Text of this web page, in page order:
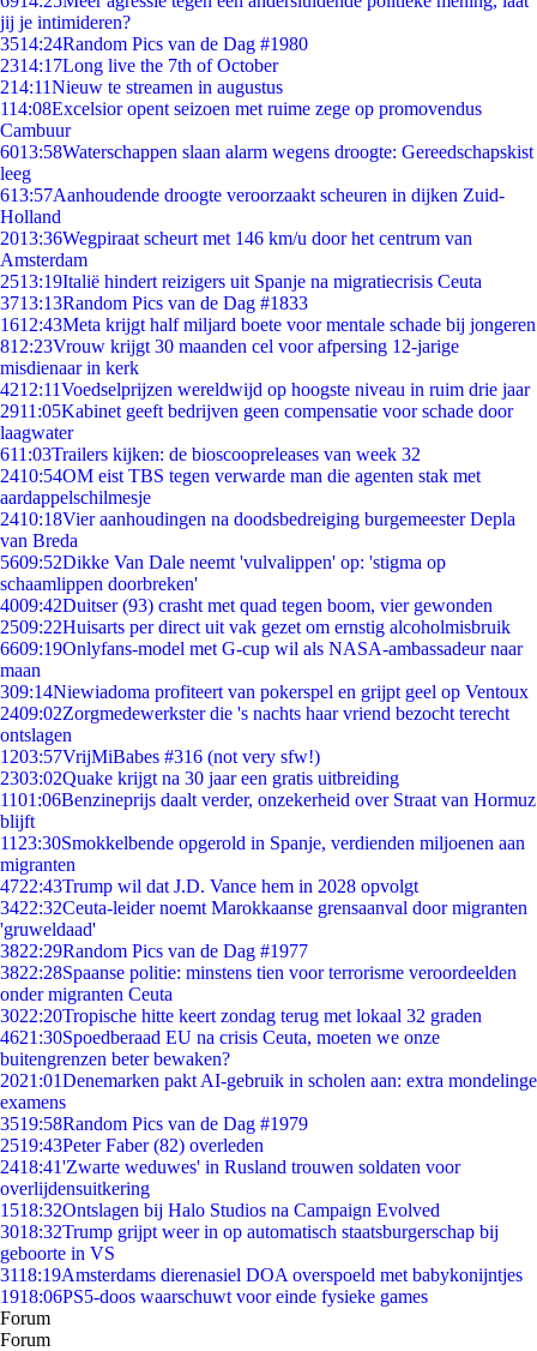
jij je intimideren?
3514:24Random Pics van de Dag #1980
2314:17Long live the 7th of October
214:11Nieuw te streamen in augustus
114:08Excelsior opent seizoen met ruime zege op promovendus
Cambuur
6013:58Waterschappen slaan alarm wegens droogte: Gereedschapskist
leeg
613:57Aanhoudende droogte veroorzaakt scheuren in dijken Zuid-
Holland
2013:36Wegpiraat scheurt met 146 km/u door het centrum van
Amsterdam
2513:19Italië hindert reizigers uit Spanje na migratiecrisis Ceuta
3713:13Random Pics van de Dag #1833
1612:43Meta krijgt half miljard boete voor mentale schade bij jongeren
812:23Vrouw krijgt 30 maanden cel voor afpersing 12-jarige
misdienaar in kerk
4212:11Voedselprijzen wereldwijd op hoogste niveau in ruim drie jaar
2911:05Kabinet geeft bedrijven geen compensatie voor schade door
laagwater
611:03Trailers kijken: de bioscoopreleases van week 32
2410:54OM eist TBS tegen verwarde man die agenten stak met
aardappelschilmesje
2410:18Vier aanhoudingen na doodsbedreiging burgemeester Depla
van Breda
5609:52Dikke Van Dale neemt 'vulvalippen' op: 'stigma op
schaamlippen doorbreken'
4009:42Duitser (93) crasht met quad tegen boom, vier gewonden
2509:22Huisarts per direct uit vak gezet om ernstig alcoholmisbruik
6609:19Onlyfans-model met G-cup wil als NASA-ambassadeur naar
maan
309:14Niewiadoma profiteert van pokerspel en grijpt geel op Ventoux
2409:02Zorgmedewerkster die 's nachts haar vriend bezocht terecht
ontslagen
1203:57VrijMiBabes #316 (not very sfw!)
2303:02Quake krijgt na 30 jaar een gratis uitbreiding
1101:06Benzineprijs daalt verder, onzekerheid over Straat van Hormuz
blijft
11 23:30Smokkelbende opgerold in Spanje, verdienden miljoenen aan
migranten
4722:43Trump wil dat J.D. Vance hem in 2028 opvolgt
3422:32Ceuta-leider noemt Marokkaanse grensaanval door migranten
'gruweldaad'
3822:29Random Pics van de Dag #1977
3822:28Spaanse politie: minstens tien voor terrorisme veroordeelden
onder migranten Ceuta
3022:20Tropische hitte keert zondag terug met lokaal 32 graden
4621:30Spoedberaad EU na crisis Ceuta, moeten we onze
buitengrenzen beter bewaken?
2021:01Denemarken pakt AI-gebruik in scholen aan: extra mondelinge
examens
3519:58Random Pics van de Dag #1979
2519:43Peter Faber (82) overleden
2418:41'Zwarte weduwes' in Rusland trouwen soldaten voor
overlijdensuitkering
1518:32Ontslagen bij Halo Studios na Campaign Evolved
3018:32Trump grijpt weer in op automatisch staatsburgerschap bij
geboorte in VS
3118:19Amsterdams dierenasiel DOA overspoeld met babykonijntjes
1918:06PS5-doos waarschuwt voor einde fysieke games
Forum
Forum